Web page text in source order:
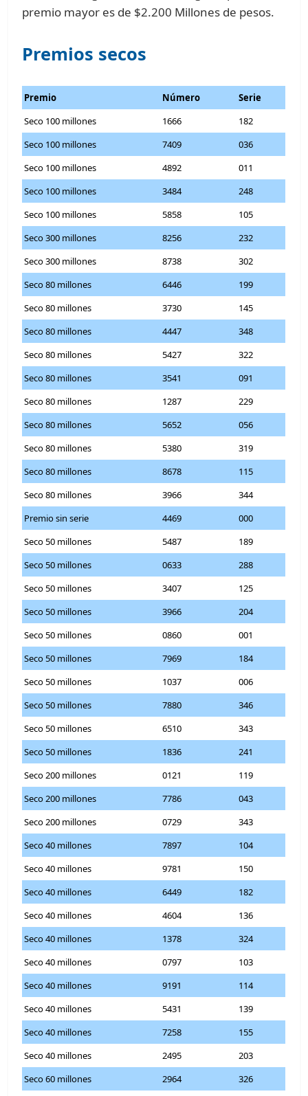
premio mayor es de $2.200 Millones de pesos.
Premios secos
Premio Número
Serie
Seco 100 millones
1666
182
Seco 100 millones
7409
036
Seco 100 millones
4892
011
Seco 100 millones
3484
248
Seco 100 millones
5858
105
Seco 300 millones
8256
232
Seco 300 millones
8738
302
Seco 80 millones
6446
199
Seco 80 millones
3730
145
Seco 80 millones
4447
348
Seco 80 millones
5427
322
Seco 80 millones
3541
091
Seco 80 millones
1287
229
Seco 80 millones
5652
056
Seco 80 millones
5380
319
Seco 80 millones
8678
115
Seco 80 millones
3966
344
Premio sin serie
4469
000
Seco 50 millones
5487
189
Seco 50 millones
0633
288
Seco 50 millones
3407
125
Seco 50 millones
3966
204
Seco 50 millones
0860
001
Seco 50 millones
7969
184
Seco 50 millones
1037
006
Seco 50 millones
7880
346
Seco 50 millones
6510
343
Seco 50 millones
1836
241
Seco 200 millones
0121
119
Seco 200 millones
7786
043
Seco 200 millones
0729
343
Seco 40 millones
7897
104
Seco 40 millones
9781
150
Seco 40 millones
6449
182
Seco 40 millones
4604
136
Seco 40 millones
1378
324
Seco 40 millones
0797
103
Seco 40 millones
9191
114
Seco 40 millones
5431
139
Seco 40 millones
7258
155
Seco 40 millones
2495
203
Seco 60 millones
2964 326